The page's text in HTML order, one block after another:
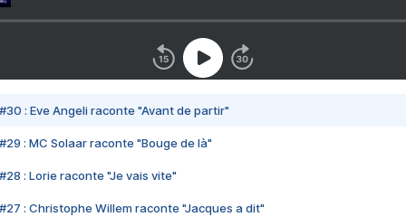
#30 : Eve Angeli raconte "Avant de partir"
#29 : MC Solaar raconte "Bouge de là"
#28 : Lorie raconte "Je vais vite"
#27 : Christophe Willem raconte "Jacques a dit"